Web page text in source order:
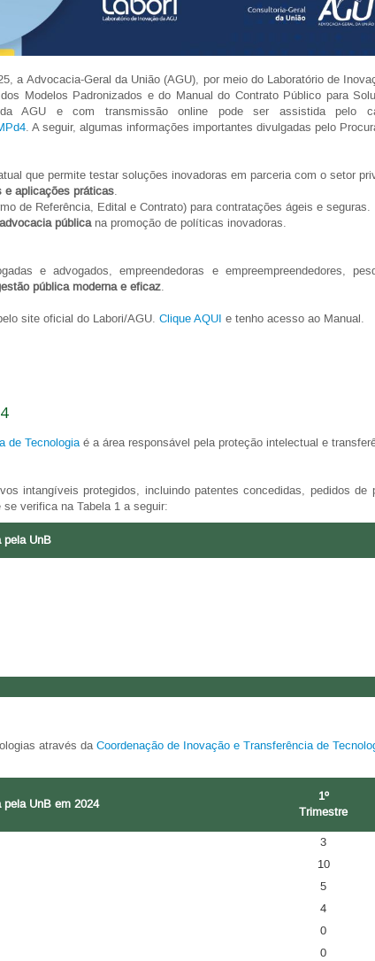
a Advocacia-Geral da União (AGU), por meio do Laboratório de
Modelos Padronizados e do Manual do Contrato Público para
AGU e com transmissão online pode ser assistida pelo
. A seguir, algumas informações importantes divulgadas pelo
que permite testar soluções inovadoras em parceria com o setor
e aplicações práticas.
de Referência, Edital e Contrato) para contratações ágeis e seguras.
públicana promoção de políticas inovadoras.
e advogados, empreendedoras e empreempreendedores,
pública moderna e eficaz.
site oficial do Labori/AGU. Clique AQUI e tenho acesso ao Manual.
de Tecnologiaé a área responsável pela proteção intelectual e
intangíveis protegidos, incluindo patentes concedidas, pedidos de
verifica na Tabela 1 a seguir:
pela UnB
através daCoordenação de Inovação e Transferência de
pela UnB em 2024
1º
Trimestre
3
10
5
4
0
0